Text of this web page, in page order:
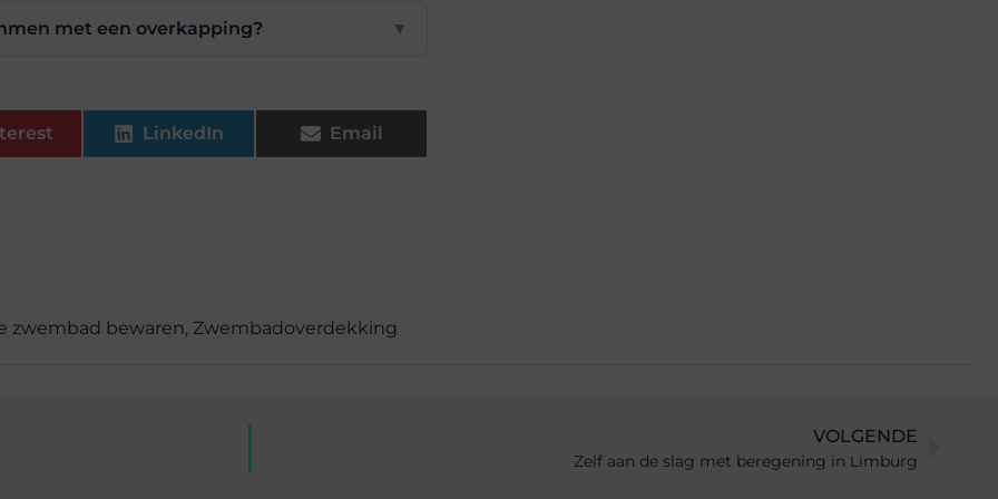
met een overkapping? ▼
LinkedIn Email
zwembad bewaren, Zwembadoverdekking
VOLGENDE
Zelf aan de slag met beregening in Limburg